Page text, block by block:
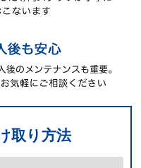
取り方法